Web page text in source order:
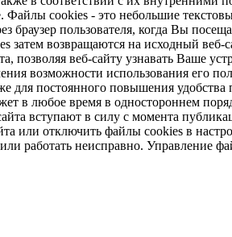
cookies - это небольшие
пользователя, когда Вы
затем возвращаются на исходный
позволяя веб-сайту узнавать Ваше
возможности использования его
для постоянного повышения удобства
в любое время в одностороннем
вступают в силу с момента
или отключить файлы cookies в
работать неисправно. Управление